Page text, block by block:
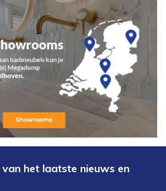
het laatste nieuws en